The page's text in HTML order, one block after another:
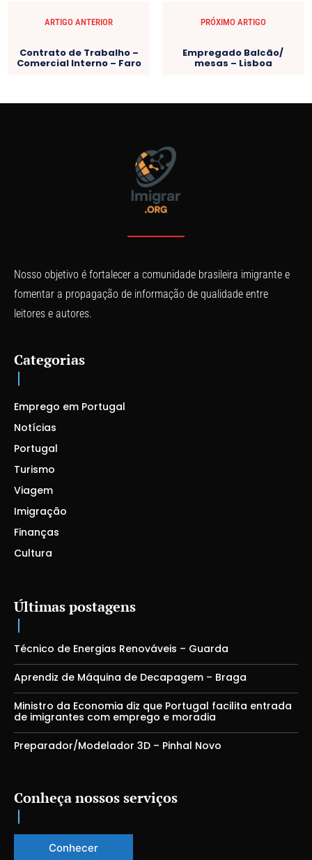
ARTIGO ANTERIOR
Contrato de Trabalho –
Comercial Interno – Faro
PRÓXIMO ARTIGO
Empregado Balcão/
mesas – Lisboa
Nosso objetivo é fortalecer a comunidade brasileira imigrante e
fomentar a propagação de informação de qualidade entre
leitores e autores.
Categorias
Emprego em Portugal
Notícias
Portugal
Turismo
Viagem
Imigração
Finanças
Cultura
Últimas postagens
Técnico de Energias Renováveis – Guarda
Aprendiz de Máquina de Decapagem – Braga
Ministro da Economia diz que Portugal facilita entrada
de imigrantes com emprego e moradia
Preparador/Modelador 3D – Pinhal Novo
Conheça nossos serviços
Conhecer